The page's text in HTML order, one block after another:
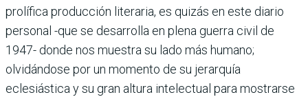
prolífica producción literaria, es quizás en este diario
personal -que se desarrolla en plena guerra civil de
1947- donde nos muestra su lado más humano;
olvidándose por un momento de su jerarquía
eclesiástica y su gran altura intelectual para mostrarse